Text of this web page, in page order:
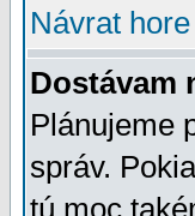
Návrat hore
Dostávam
Plánujeme
správ.
tú moc